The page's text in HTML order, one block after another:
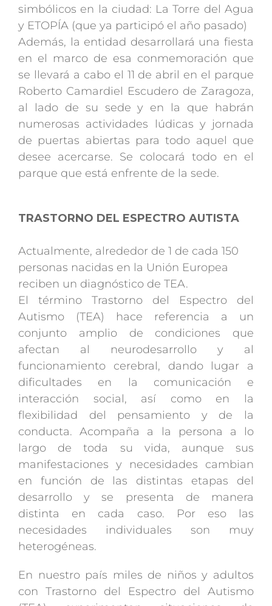
simbólicos en la ciudad: La Torre del Agua
y ETOPÍA (que ya participó el año pasado)
Además, la entidad desarrollará una fiesta
en el marco de esa conmemoración que
se llevará a cabo el 11 de abril en el parque
Roberto Camardiel Escudero de Zaragoza,
al lado de su sede y en la que habrán
numerosas actividades lúdicas y jornada
de puertas abiertas para todo aquel que
desee acercarse. Se colocará todo en el
parque que está enfrente de la sede.
TRASTORNO DEL ESPECTRO AUTISTA
Actualmente, alrededor de 1 de cada 150
personas nacidas en la Unión Europea
reciben un diagnóstico de TEA.
El término Trastorno del Espectro del
Autismo (TEA) hace referencia a un
conjunto amplio de condiciones que
afectan al neurodesarrollo y al
funcionamiento cerebral, dando lugar a
dificultades en la comunicación e
interacción social, así como en la
flexibilidad del pensamiento y de la
conducta. Acompaña a la persona a lo
largo de toda su vida, aunque sus
manifestaciones y necesidades cambian
en función de las distintas etapas del
desarrollo y se presenta de manera
distinta en cada caso. Por eso las
necesidades individuales son muy
heterogéneas.
En nuestro país miles de niños y adultos
con Trastorno del Espectro del Autismo